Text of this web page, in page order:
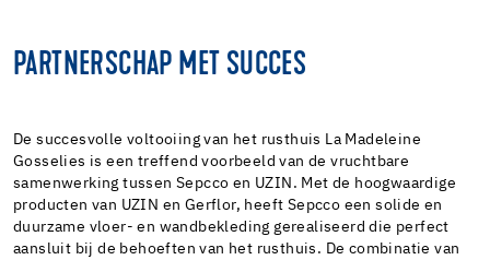
PARTNERSCHAP MET SUCCES
De succesvolle voltooiing van het rusthuis La Madeleine
Gosselies is een treffend voorbeeld van de vruchtbare
samenwerking tussen Sepcco en UZIN. Met de hoogwaardige
producten van UZIN en Gerflor, heeft Sepcco een solide en
duurzame vloer- en wandbekleding gerealiseerd die perfect
aansluit bij de behoeften van het rusthuis. De combinatie van